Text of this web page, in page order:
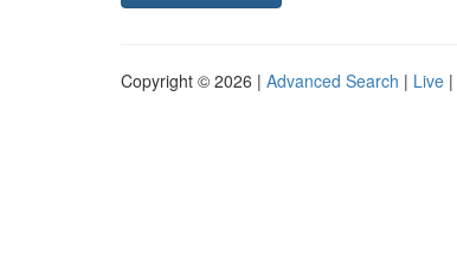
Copyright © 2026 | Advanced Search | Live |